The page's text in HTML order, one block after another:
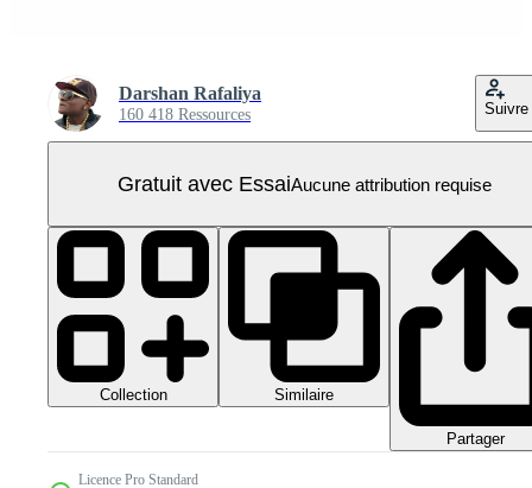
Darshan Rafaliya
160 418 Ressources Suivre
Gratuit avec EssaiAucune attribution requise
Collection Similaire
Partager
Licence Pro Standard